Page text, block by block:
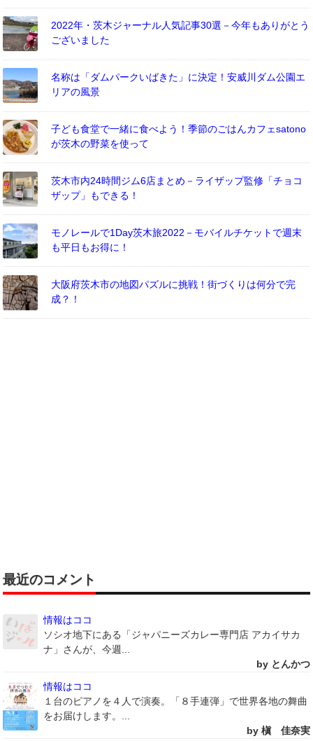
2022年・茨木ジャーナル人気記事30選－今年もありがとう
ございました
名称は「ダムパークいばきた」に決定！安威川ダム公園エ
リアの風景
子ども食堂で一緒に食べよう！季節のごはんカフェsatono
が茨木の野菜を使って
茨木市内24時間ジム6店まとめ－ライザップ監修「チョコ
ザップ」もできる！
モノレールで1Day茨木旅2022－モバイルチケットで週末
も平日もお得に！
大阪府茨木市の地図パズルに挑戦！街づくりは何分で完
成？！
最近のコメント
情報はココ
ソシオ地下にある「ジャパニーズカレー専門店 アカイサカ
ナ」さんが、今週...
by とんかつ
情報はココ
１台のピアノを４人で演奏。「８手連弾」で世界各地の舞曲
をお届けします。...
by 槇 佳奈実